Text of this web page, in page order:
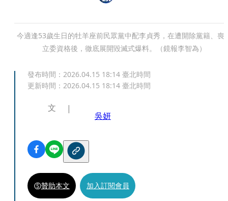
今適逢53歲生日的牡羊座前民眾黨中配李貞秀，在遭開除黨籍、喪
立委資格後，徹底展開毀滅式爆料。（鏡報李智為）
發布時間： 2026.04.15 18:14 臺北時間
更新時間： 2026.04.15 18:14 臺北時間
文
吳妍
贊助本文 加入訂閱會員